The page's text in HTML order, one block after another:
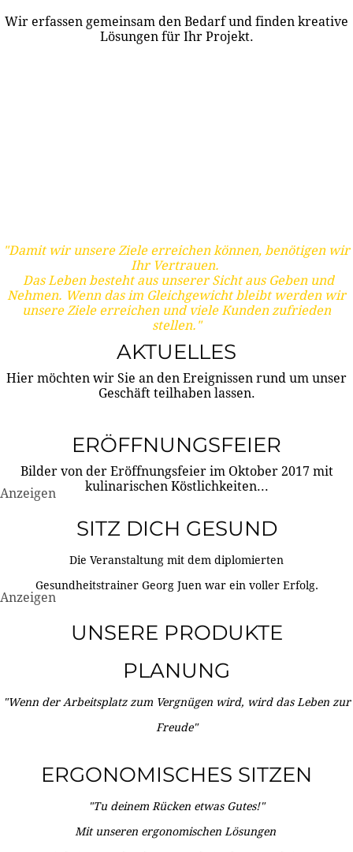
Wir erfassen gemeinsam den Bedarf und finden kreative
Lösungen für Ihr Projekt.
"Damit wir unsere Ziele erreichen können, benötigen wir
Ihr Vertrauen.
Das Leben besteht aus unserer Sicht aus Geben und
Nehmen. Wenn das im Gleichgewicht bleibt werden wir
unsere Ziele erreichen und viele Kunden zufrieden
stellen."
AKTUELLES
Hier möchten wir Sie an den Ereignissen rund um unser
Geschäft teilhaben lassen.
ERÖFFNUNGSFEIER
Bilder von der Eröffnungsfeier im Oktober 2017 mit
kulinarischen Köstlichkeiten...
Anzeigen
SITZ DICH GESUND
Die Veranstaltung mit dem diplomierten
Gesundheitstrainer Georg Juen war ein voller Erfolg.
Anzeigen
UNSERE PRODUKTE
PLANUNG
"Wenn der Arbeitsplatz zum Vergnügen wird, wird das Leben zur
Freude"
ERGONOMISCHES SITZEN
"Tu deinem Rücken etwas Gutes!"
Mit unseren ergonomischen Lösungen